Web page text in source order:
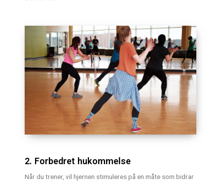
2. Forbedret hukommelse
Når du trener, vil hjernen stimuleres på en måte som bidrar